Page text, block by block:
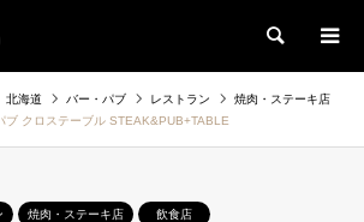
検索
北海道 バー・パブ レストラン
焼肉・ステーキ店
ブ クロステーブル STEAK&PUB+TABLE
焼肉・ステーキ店 飲食店